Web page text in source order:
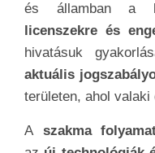
és államban a
licenszekre és
hivatásuk
aktuális
területen, ahol valaki
A szakma